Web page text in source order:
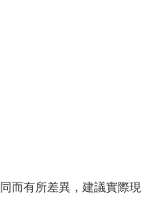
而有所差異，建議實際現